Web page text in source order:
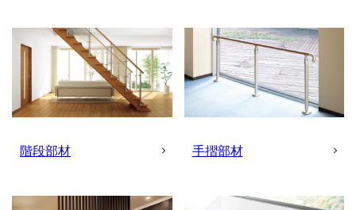
階段部材 手摺部材